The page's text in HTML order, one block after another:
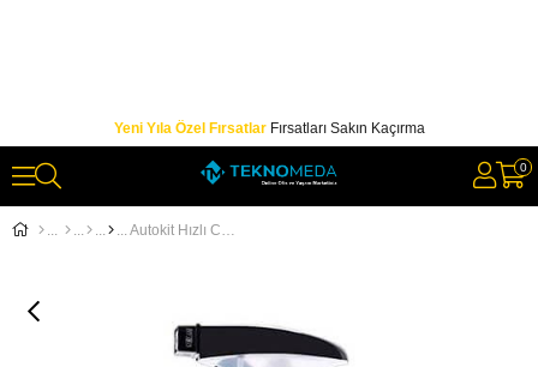
Yeni Yıla Özel FırsatlarFırsatları Sakın Kaçırma
0
Autokit Hızlı Cila 500 ml